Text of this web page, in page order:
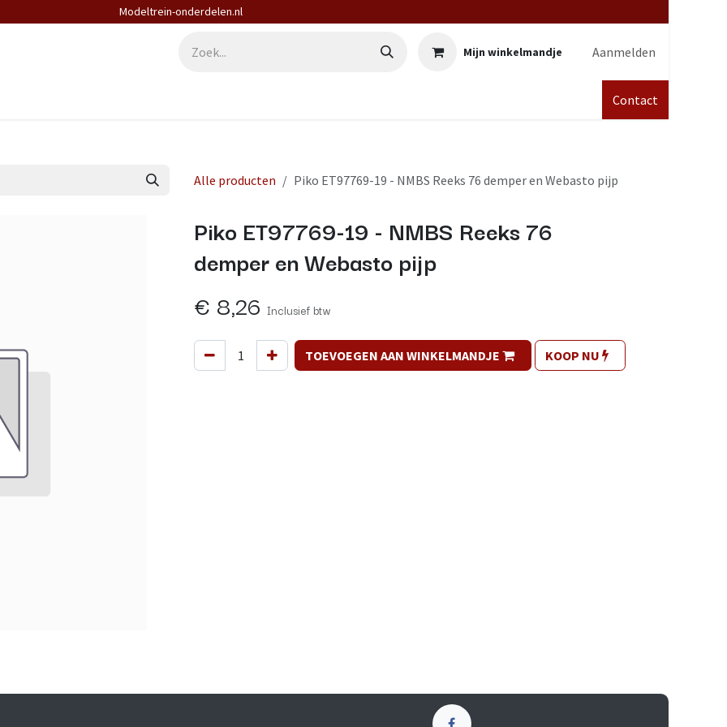
Modeltrein-onderdelen.nl
Mijn winkelmandje Aanmelden
Contact
Alle producten Piko ET97769-19 - NMBS Reeks 76 demper en Webasto pijp
Piko ET97769-19 - NMBS Reeks 76
demper en Webasto pijp
€ 8,26 Inclusief btw
TOEVOEGEN AAN WINKELMANDJE KOOP NU